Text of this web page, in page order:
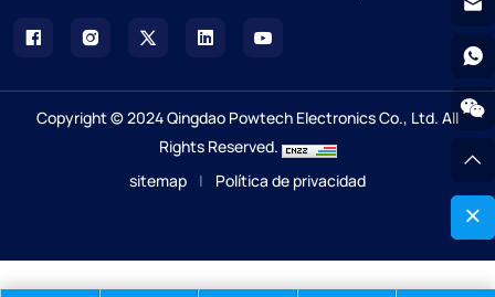
Copyright © 2024 Qingdao Powtech Electronics Co., Ltd. All
Rights Reserved.
sitemap | Política de privacidad